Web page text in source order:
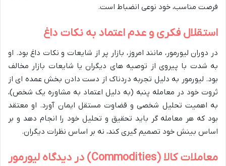
فرصت مناسب، خود نوعی انضباط است.
استقلال فکری و عدم اعتماد به نکات داغ
در دوران لیورمور، مانند امروز، بازار پر از شایعات و نکات داغ بود. او
به شدت با پیروی از توصیه های دیگران یا شایعات بازار مخالف
بود. لیورمور به دلیل تجربه دردناک از دست دادن بخش عمده ای از
ثروت خود در معامله پنبه (به دلیل اعتماد به مشاوره یک شخص)،
به اهمیت تحلیل شخصی و قضاوت مستقل ایمان آورد. او معتقد
بود که هر معامله گر باید تحقیق و تحلیل خود را انجام دهد و بر
اساس بینش خود تصمیم گیری کند، نه بر اساس نظرات دیگران.
معاملات کالا (Commodities) در دیدگاه لیورمور